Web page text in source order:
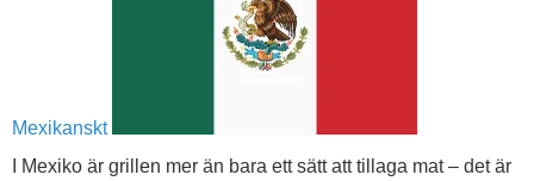
Mexikanskt
I Mexiko är grillen mer än bara ett sätt att tillaga mat – det är